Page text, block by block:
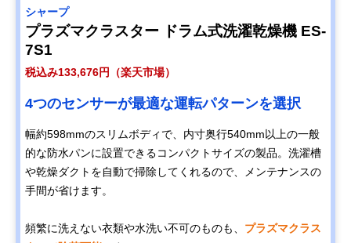
シャープ
プラズマクラスター ドラム式洗濯乾燥機 ES-
7S1
税込み133,676円（楽天市場）
4つのセンサーが最適な運転パターンを選択
幅約598mmのスリムボディで、内寸奥行540mm以上の一般
的な防水パンに設置できるコンパクトサイズの製品。洗濯槽
や乾燥ダクトを自動で掃除してくれるので、メンテナンスの
手間が省けます。
頻繁に洗えない衣類や水洗い不可のものも、 プラズマクラス